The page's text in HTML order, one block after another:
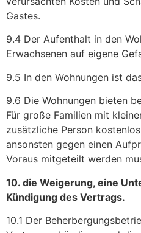
Gastes.
9.4 Der Aufenthalt in den
Erwachsenen auf eigene
9.5 In den Wohnungen ist
9.6 Die Wohnungen bieten
Für große Familien mit
zusätzliche Person
ansonsten gegen einen
Voraus mitgeteilt werden
10. die Weigerung, eine
Kündigung des Vertrags.
10.1 Der